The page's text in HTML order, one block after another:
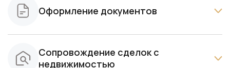
Сопровождение сделок с